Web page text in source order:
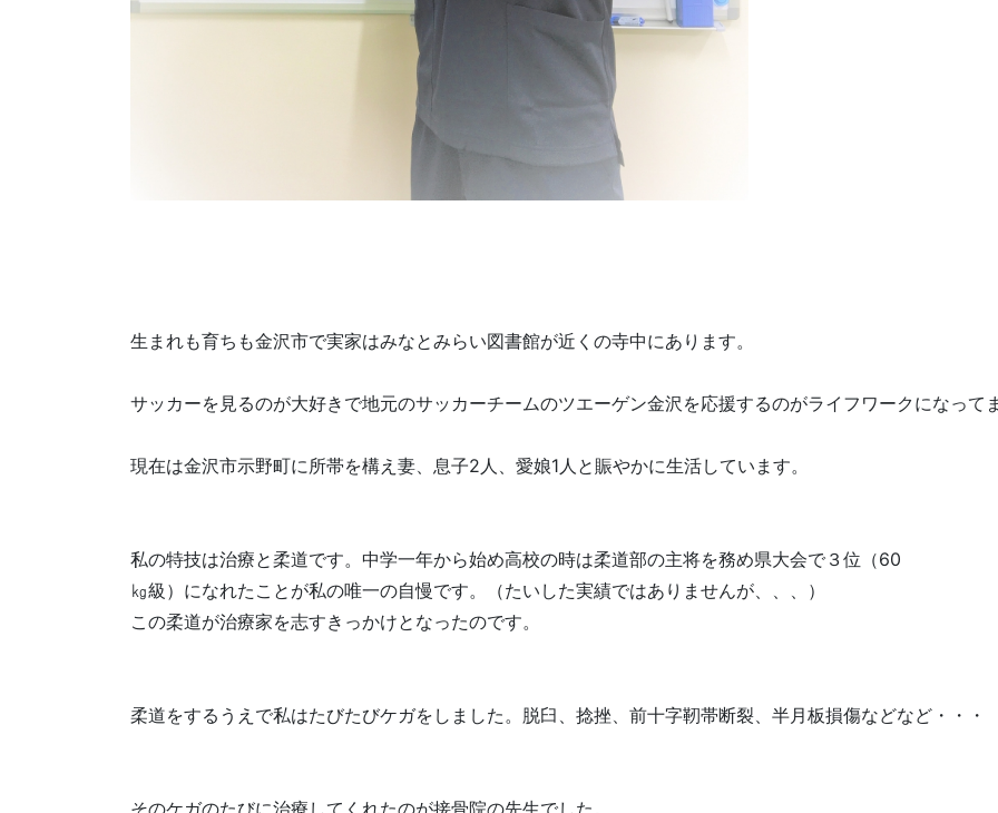
生まれも育ちも金沢市で実家はみなとみらい図書館が近くの寺中にあります。
サッカーを見るのが大好きで地元のサッカーチームのツエーゲン金沢を応援するのがライフワークになって
現在は金沢市示野町に所帯を構え妻、息子2人、愛娘1人と賑やかに生活しています。
私の特技は治療と柔道です。中学一年から始め高校の時は柔道部の主将を務め県大会で３位（60
㎏級）になれたことが私の唯一の自慢です。（たいした実績ではありませんが、、、）
この柔道が治療家を志すきっかけとなったのです。
柔道をするうえで私はたびたびケガをしました。脱臼、捻挫、前十字靭帯断裂、半月板損傷などなど・・・
そのケガのたびに治療してくれたのが接骨院の先生でした。